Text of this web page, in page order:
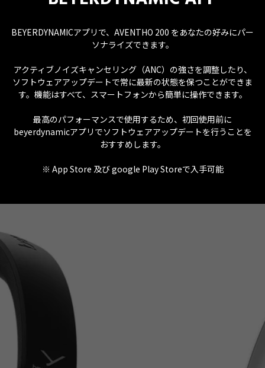
BEYERDYNAMICアプリで、AVENTHO 200 をあなたの好みにパー
ソナライズできます。
アクティブノイズキャンセリング（ANC）の強さを調整したり、
ソフトウェアアップデートで常に最新の状態を保つことができま
す。機能はすべて、スマートフォンから簡単に操作できます。
最高のパフォーマンスで使用するため、初回使用前に
beyerdynamicアプリでソフトウェアアップデートを行うことを
おすすめします。
※ App Store 及び google Play Storeで入手可能